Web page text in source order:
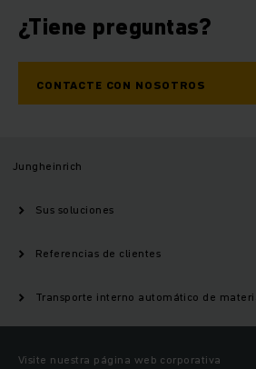
¿Tiene preguntas?
CONTACTE CON NOSOTROS
Jungheinrich
Sus soluciones
Referencias de clientes
Transporte interno automático de
Visite nuestra página web corporativa